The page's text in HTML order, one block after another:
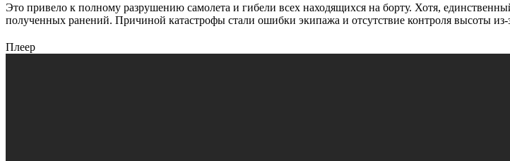
Это привело к полному разрушению самолета и гибели всех находящихся на борту. Хотя,
полученных ранений. Причиной катастрофы стали ошибки экипажа и отсутствие контроля высоты
Плеер